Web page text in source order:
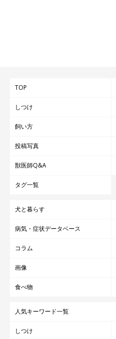
TOP
しつけ
飼い方
投稿写真
獣医師Q&A
タグ一覧
犬と暮らす
病気・症状データベース
コラム
画像
食べ物
人気キーワード一覧
しつけ